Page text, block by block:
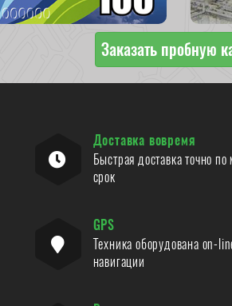
Заказать пробную
Доставка вовремя
Быстрая доставка точно по
срок
GPS
Техника оборудована on-
навигации